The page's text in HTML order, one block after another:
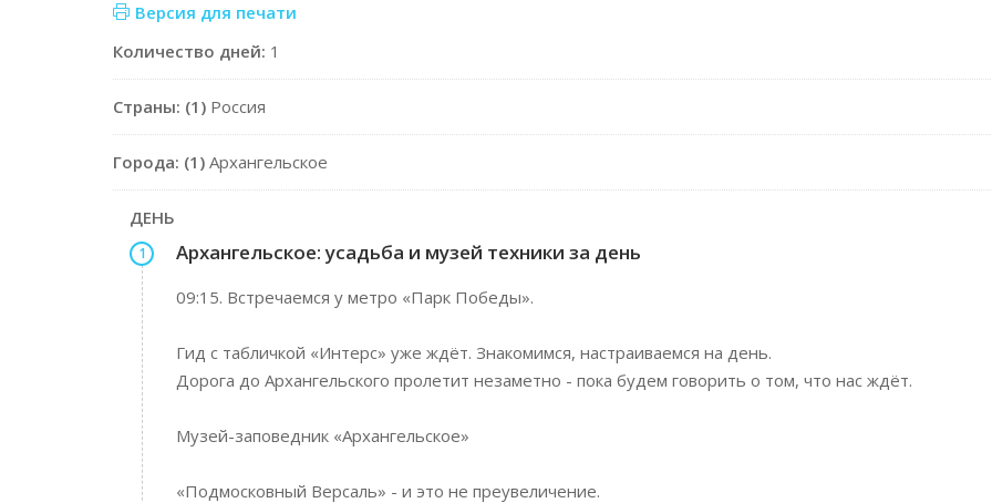
Версия для печати
Количество дней: 1
Страны: (1) Россия
Города: (1) Архангельское
ДЕНЬ
1 Архангельское: усадьба и музей техники за день
09:15. Встречаемся у метро «Парк Победы».
Гид с табличкой «Интерс» уже ждёт. Знакомимся, настраиваемся на день.
Дорога до Архангельского пролетит незаметно - пока будем говорить о том, что нас ждёт.
Музей-заповедник «Архангельское»
«Подмосковный Версаль» - и это не преувеличение.